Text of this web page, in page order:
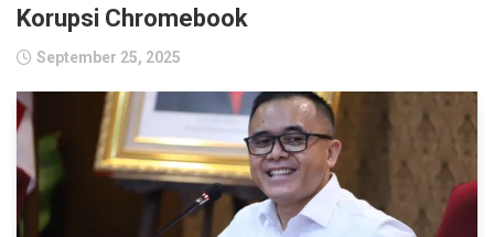
Korupsi Chromebook
September 25, 2025